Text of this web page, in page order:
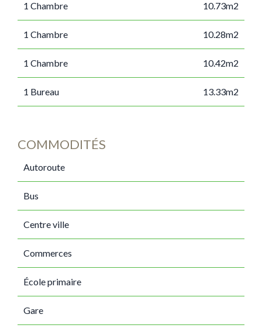
1 Chambre 10.73m2
1 Chambre 10.28m2
1 Chambre 10.42m2
1 Bureau 13.33m2
COMMODITÉS
Autoroute
Bus
Centre ville
Commerces
École primaire
Gare